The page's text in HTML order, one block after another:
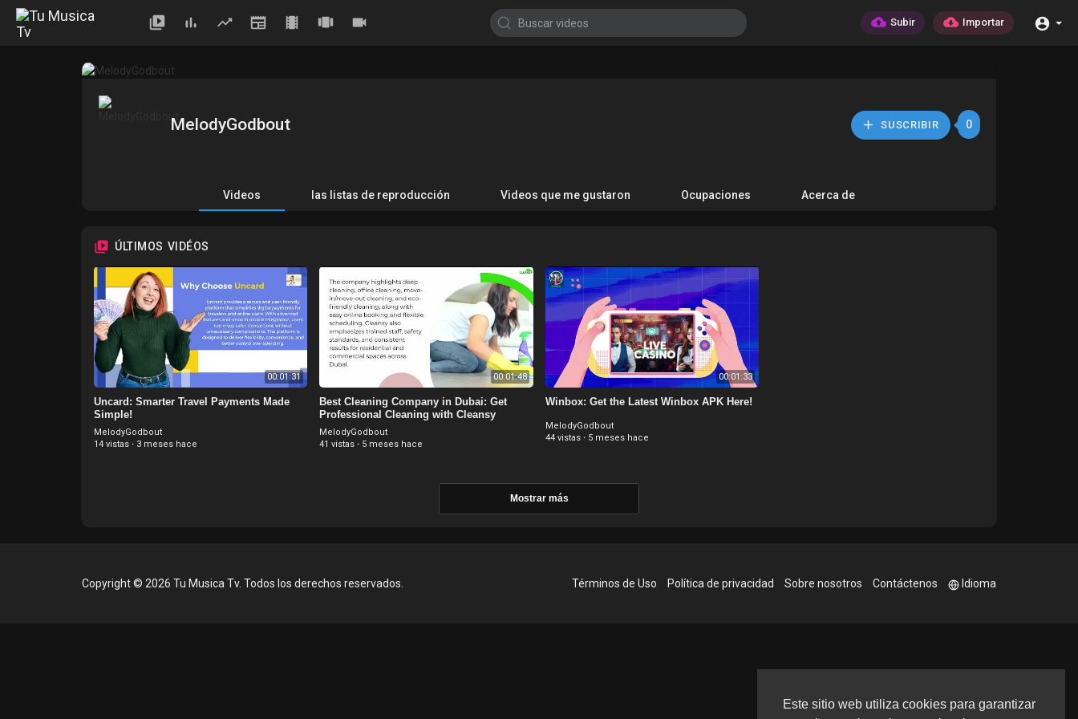
Este sitio web utiliza cookies para garantizar
Subir Importar
MelodyGodbout SUSCRIBIR 0
Videos las listas de reproducción Videos que me gustaron Ocupaciones Acerca de
ÚLTIMOS VIDÉOS
00:01:31
Uncard: Smarter Travel Payments Made
Simple!
MelodyGodbout
14 vistas · 3 meses hace
00:01:48
Best Cleaning Company in Dubai: Get
Professional Cleaning with Cleansy
MelodyGodbout
41 vistas · 5 meses hace
00:01:33
Winbox: Get the Latest Winbox APK Here!
MelodyGodbout
44 vistas · 5 meses hace
Mostrar más
Copyright © 2026 Tu Musica Tv. Todos los derechos reservados. Términos de Uso Política de privacidad Sobre nosotros Contáctenos Idioma